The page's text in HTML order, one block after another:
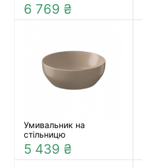
6 769 ₴
Умивальник на
стільницю
5 439 ₴